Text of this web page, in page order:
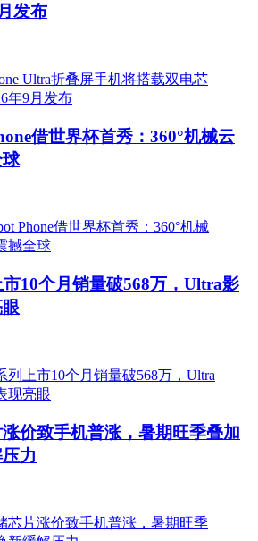
发布
借世界杯首秀：360°机械云
10个月销量破568万，Ultra影
价致手机普涨，暑期旺季叠加
力